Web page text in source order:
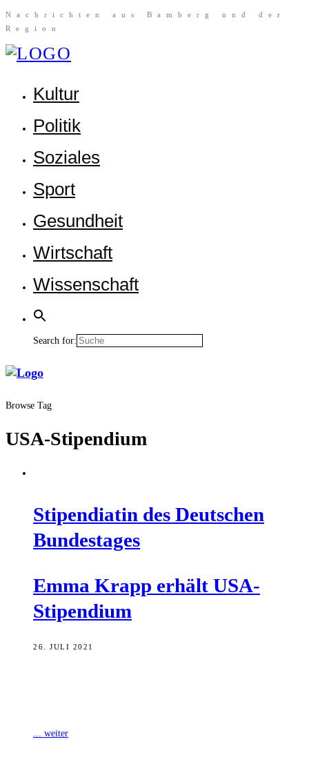
Nach­rich­ten aus Bam­berg und der
Region
Kul­tur
Poli­tik
Sozia­les
Sport
Gesund­heit
Wirt­schaft
Wis­sen­schaft
Search for:
Browse Tag
USA-Stipendium
Sti­pen­dia­tin des Deut­schen
Bundestages
Emma Krapp erhält USA-
Stipendium
26. JULI 2021
... weiter